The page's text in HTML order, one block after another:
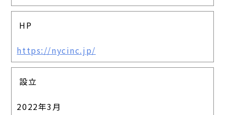
HP
https://nycinc.jp/
設立
2022年3月